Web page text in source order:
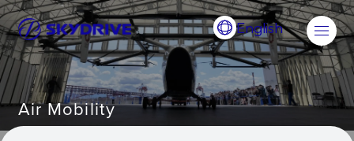
English
Air Mobility